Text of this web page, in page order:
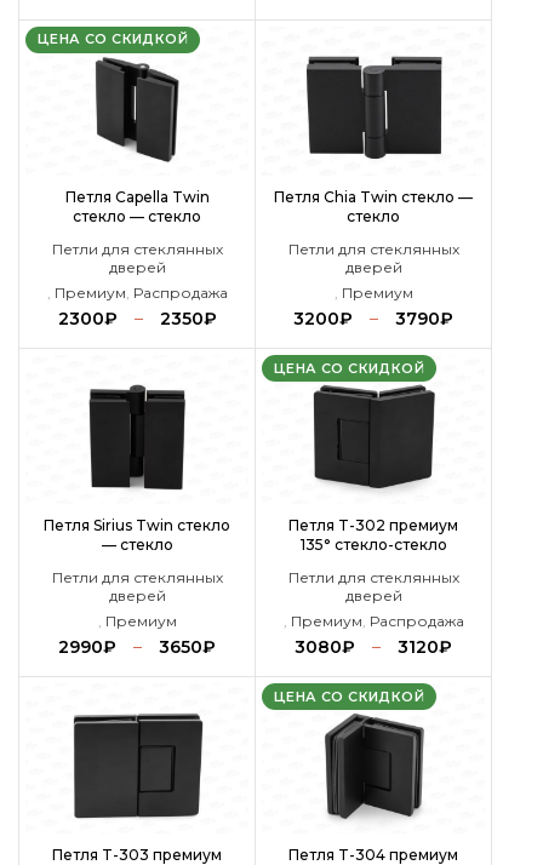
ЦЕНА СО СКИДКОЙ
Петля Capella Twin
стекло — стекло
Петли для стеклянных
дверей
, Премиум, Распродажа
2300₽ – 2350₽
Петля Chia Twin стекло —
стекло
Петли для стеклянных
дверей
, Премиум
3200₽ – 3790₽
Петля Sirius Twin стекло
— стекло
Петли для стеклянных
дверей
, Премиум
2990₽ – 3650₽
ЦЕНА СО СКИДКОЙ
Петля T-302 премиум
135° стекло-стекло
Петли для стеклянных
дверей
, Премиум, Распродажа
3080₽ – 3120₽
Петля T-303 премиум
ЦЕНА СО СКИДКОЙ
Петля T-304 премиум